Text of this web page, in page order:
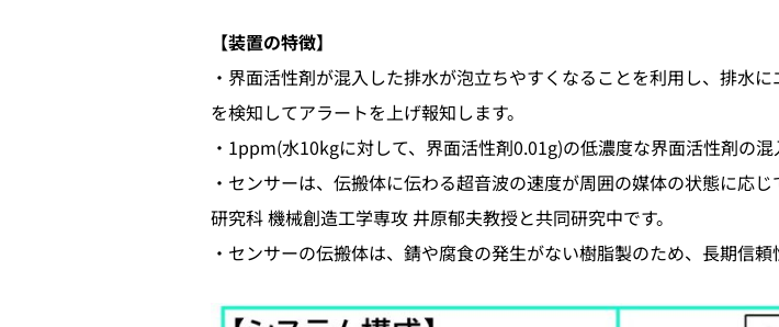
【装置の特徴】
・界面活性剤が混入した排水が泡立ちやすくなることを利用し、排水
を検知してアラートを上げ報知します。
・1ppm(水10kgに対して、界面活性剤0.01g)の低濃度な界面活性剤の混
・センサーは、伝搬体に伝わる超音波の速度が周囲の媒体の状態に応
研究科 機械創造工学専攻 井原郁夫教授と共同研究中です。
・センサーの伝搬体は、錆や腐食の発生がない樹脂製のため、長期信頼